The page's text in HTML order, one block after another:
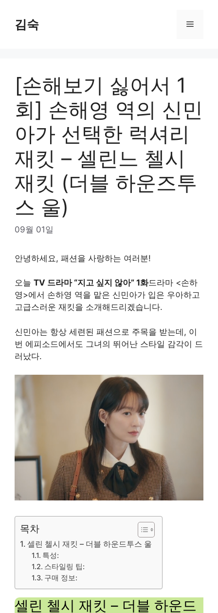
content
김숙 Menu
[손해보기 싫어서 1
회] 손해영 역의 신민
아가 선택한 럭셔리
재킷 – 셀린느 첼시
재킷 (더블 하운즈투
스 울)
09월 01일
안녕하세요, 패션을 사랑하는 여러분!
오늘 TV 드라마 “지고 싶지 않아” 1화드라마 <손하
영>에서 손하영 역을 맡은 신민아가 입은 우아하고
고급스러운 재킷을 소개해드리겠습니다.
신민아는 항상 세련된 패션으로 주목을 받는데, 이
번 에피소드에서도 그녀의 뛰어난 스타일 감각이 드
러났다.
목차
셀린 첼시 재킷 – 더블 하운드투스 울
특성:
스타일링 팁:
구매 정보:
셀린 첼시 재킷 – 더블 하운드